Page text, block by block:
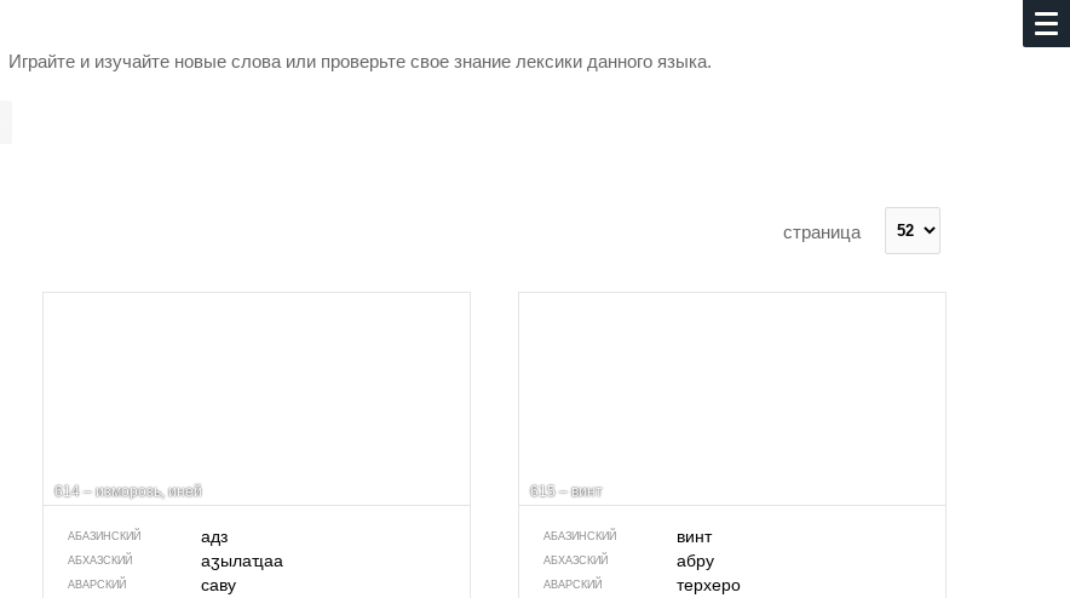
Играйте и изучайте новые слова или про­верьте свое знание лексики данного языка.
страница
614 – изморозь, иней
АБАЗИНСКИЙ адз
АБХАЗСКИЙ аӡылаҵаа
АВАРСКИЙ саву
615 – винт
АБАЗИНСКИЙ винт
АБХАЗСКИЙ абру
АВАРСКИЙ терхеро